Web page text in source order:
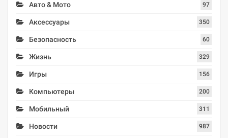
Авто & Мото 97
Аксессуары 350
Безопасность 60
Жизнь 329
Игры 156
Компьютеры 200
Мобильный 311
Новости 987